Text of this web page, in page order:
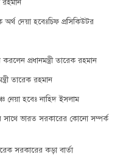
রহমান
অর্থ দেয়া হবেঃচিফ প্রসিকিউটর
প্রধানমন্ত্রী তারেক রহমান
তারেক রহমান
নেয়া হবেঃ নাহিদ ইসলাম
সাথে ভারত সরকারের কোনো সম্পর্ক
সরকারের কড়া বার্তা